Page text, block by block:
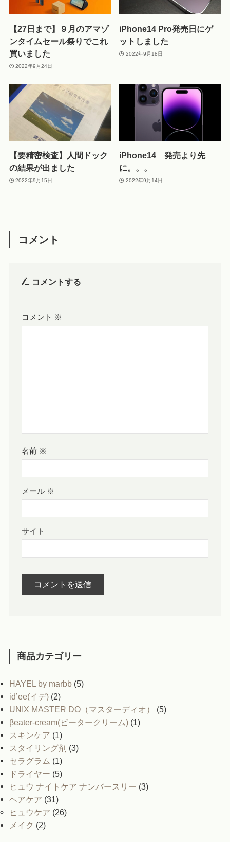
【27日まで】９月のアマゾ
ンタイムセール祭りでこれ
買いました
2022年9月24日
iPhone14 Pro発売日にゲ
ットしました
2022年9月18日
【要精密検査】人間ドック
の結果が出ました
2022年9月15日
iPhone14 発売より先
に。。。
2022年9月14日
コメント
コメントする
コメント ※
名前 ※
メール ※
サイト
商品カテゴリー
HAYEL by marbb (5)
id’ee(イデ) (2)
UNIX MASTER DO（マスターディオ）
(5)
βeater-cream(ビータークリーム) (1)
スキンケア (1)
スタイリング剤 (3)
セラグラム (1)
ドライヤー (5)
ヒュウ ナイトケア ナンバースリー (3)
ヘアケア (31)
ヒュウケア (26)
メイク (2)